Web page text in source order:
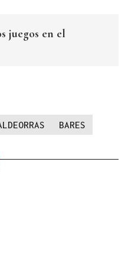
juegos en el
BARES